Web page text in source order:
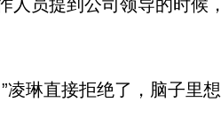
员提到公司领导的时候
琳直接拒绝了，脑子里